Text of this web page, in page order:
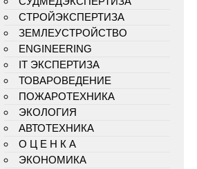
СТРОЙЭКСПЕРТИЗА
ЗЕМЛЕУСТРОЙСТВО
ENGINEERING
IT ЭКСПЕРТИЗА
ТОВАРОВЕДЕНИЕ
ПОЖАРОТЕХНИКА
ЭКОЛОГИЯ
АВТОТЕХНИКА
О Ц Е Н К А
ЭКОНОМИКА